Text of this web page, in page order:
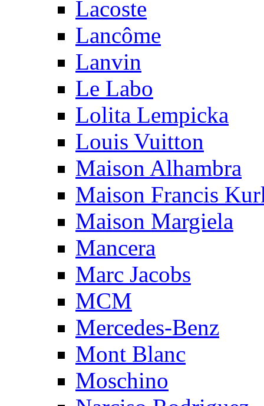
Lacoste
Lancôme
Lanvin
Le Labo
Lolita Lempicka
Louis Vuitton
Maison Alhambra
Maison Francis
Maison Margiela
Mancera
Marc Jacobs
MCM
Mercedes-Benz
Mont Blanc
Moschino